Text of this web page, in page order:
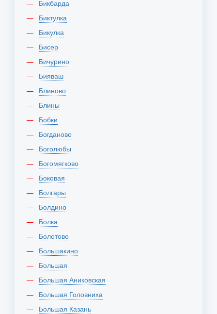
Бикбарда
Биктулка
Бикулка
Бисер
Бичурино
Бияваш
Блиново
Блины
Бобки
Богданово
Боголюбы
Богомягково
Боковая
Болгары
Болдино
Болка
Болотово
Большакино
Большая
Большая Аниковская
Большая Головниха
Большая Казань